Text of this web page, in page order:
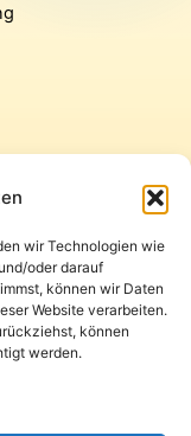
wir Technologien wie
oder darauf
können wir Daten
Website verarbeiten.
können
werden.
vonZimmermanns